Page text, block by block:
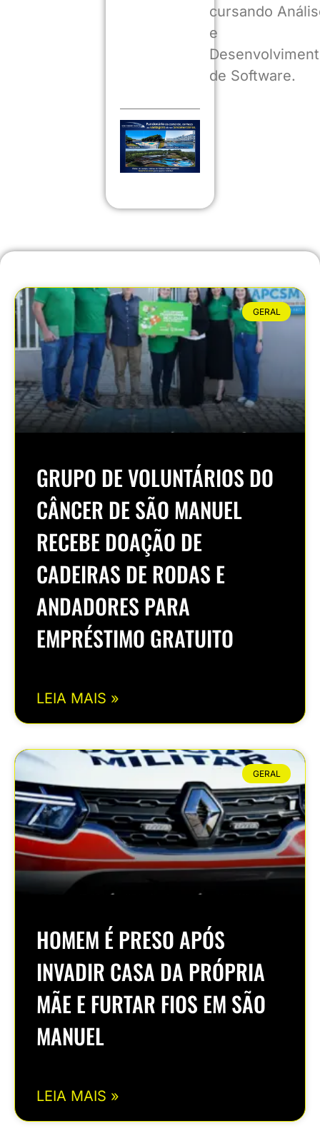
cursando
e
de Software.
GERAL
GRUPO DE VOLUNTÁRIOS DO
CÂNCER DE SÃO MANUEL
RECEBE DOAÇÃO DE
CADEIRAS DE RODAS E
ANDADORES PARA
EMPRÉSTIMO GRATUITO
LEIA MAIS »
GERAL
HOMEM É PRESO APÓS
INVADIR CASA DA PRÓPRIA
MÃE E FURTAR FIOS EM SÃO
MANUEL
LEIA MAIS »